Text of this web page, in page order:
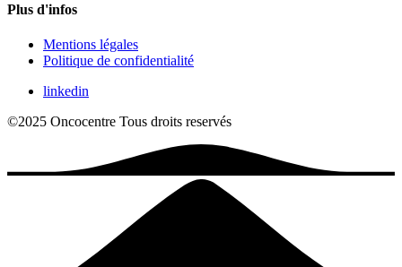
Plus d'infos
Mentions légales
Politique de confidentialité
linkedin
©2025 Oncocentre Tous droits reservés